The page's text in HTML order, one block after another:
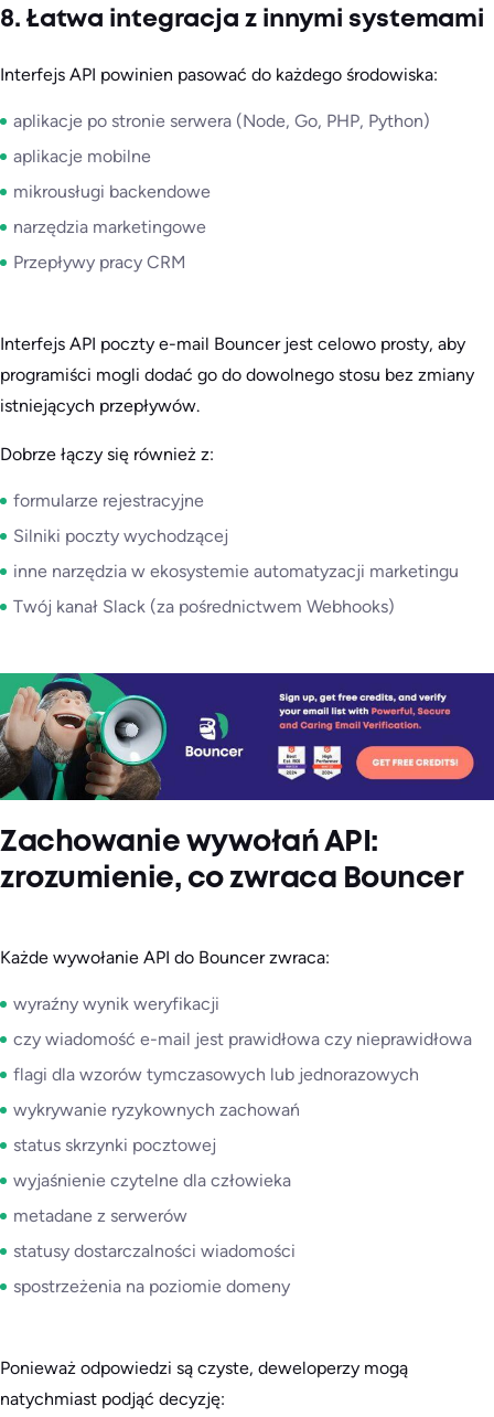
8. Łatwa integracja z innymi systemami
Interfejs API powinien pasować do każdego środowiska:
aplikacje po stronie serwera (Node, Go, PHP, Python)
aplikacje mobilne
mikrousługi backendowe
narzędzia marketingowe
Przepływy pracy CRM
Interfejs API poczty e-mail Bouncer jest celowo prosty, aby
programiści mogli dodać go do dowolnego stosu bez zmiany
istniejących przepływów.
Dobrze łączy się również z:
formularze rejestracyjne
Silniki poczty wychodzącej
inne narzędzia w ekosystemie automatyzacji marketingu
Twój kanał Slack (za pośrednictwem Webhooks)
Zachowanie wywołań API:
zrozumienie, co zwraca Bouncer
Każde wywołanie API do Bouncer zwraca:
wyraźny wynik weryfikacji
czy wiadomość e-mail jest prawidłowa czy nieprawidłowa
flagi dla wzorów tymczasowych lub jednorazowych
wykrywanie ryzykownych zachowań
status skrzynki pocztowej
wyjaśnienie czytelne dla człowieka
metadane z serwerów
statusy dostarczalności wiadomości
spostrzeżenia na poziomie domeny
Ponieważ odpowiedzi są czyste, deweloperzy mogą
natychmiast podjąć decyzję: